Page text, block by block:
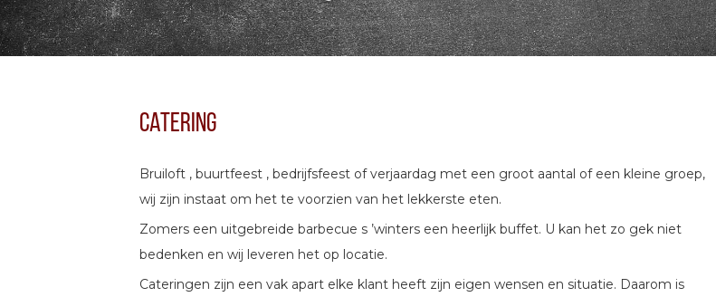
Catering
Bruiloft , buurtfeest , bedrijfsfeest of verjaardag met een groot aantal of een kleine groep,
wij zijn instaat om het te voorzien van het lekkerste eten.
Zomers een uitgebreide barbecue s ’winters een heerlijk buffet. U kan het zo gek niet
bedenken en wij leveren het op locatie.
Cateringen zijn een vak apart elke klant heeft zijn eigen wensen en situatie. Daarom is